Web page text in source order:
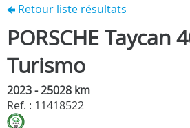
Retour liste résultats
PORSCHE Taycan
Turismo
2023 - 25028 km
Ref. : 11418522